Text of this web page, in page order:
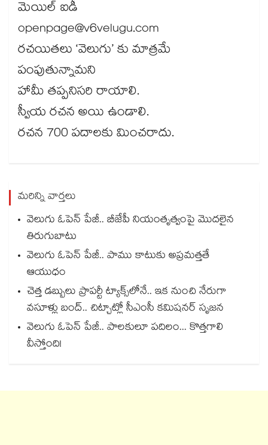
మెయిల్​ ఐడీ
openpage@v6velugu.com
రచయితలు ‘వెలుగు’ కు మాత్రమే
పంపుతున్నామని
హామీ తప్పనిసరి రాయాలి.
స్వీయ రచన అయి ఉండాలి.
రచన 700 పదాలకు మించరాదు.
మరిన్ని వార్తలు
వెలుగు ఓపెన్ పేజీ.. బీజేపీ నియంతృత్వంపై మొదలైన
తిరుగుబాటు
వెలుగు ఓపెన్ పేజీ.. పాము కాటుకు అప్రమత్తతే
ఆయుధం
చెత్త డబ్బులు ప్రాపర్టీ ట్యాక్స్⁭లోనే.. ఇక నుంచి నేరుగా
వసూళ్లు బంద్.. చిట్చాట్లో సీఎంసీ కమిషనర్ సృజన
వెలుగు ఓపెన్ పేజీ.. పాలకులూ పదిలం... కొత్తగాలి
వీస్తోంది!